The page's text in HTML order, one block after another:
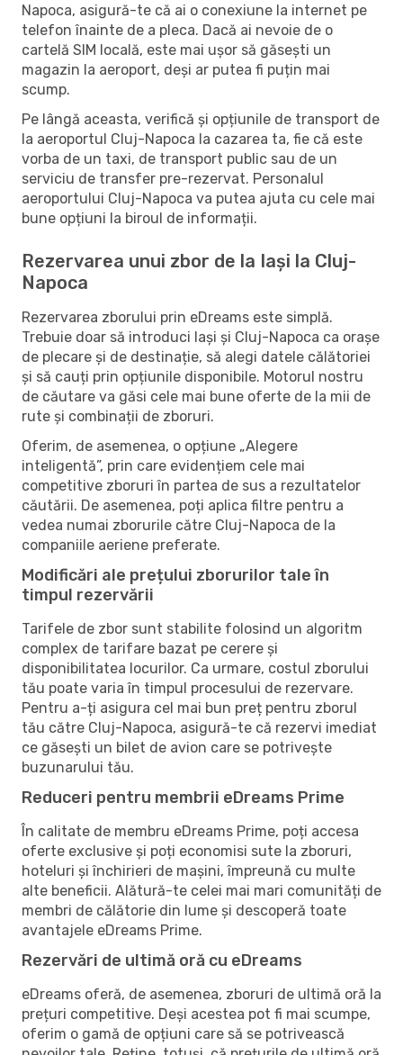
Napoca, asigură-te că ai o conexiune la internet pe
telefon înainte de a pleca. Dacă ai nevoie de o
cartelă SIM locală, este mai ușor să găsești un
magazin la aeroport, deși ar putea fi puțin mai
scump.
Pe lângă aceasta, verifică și opțiunile de transport de
la aeroportul Cluj-Napoca la cazarea ta, fie că este
vorba de un taxi, de transport public sau de un
serviciu de transfer pre-rezervat. Personalul
aeroportului Cluj-Napoca va putea ajuta cu cele mai
bune opțiuni la biroul de informații.
Rezervarea unui zbor de la Iași la Cluj-
Napoca
Rezervarea zborului prin eDreams este simplă.
Trebuie doar să introduci Iași și Cluj-Napoca ca orașe
de plecare și de destinație, să alegi datele călătoriei
și să cauți prin opțiunile disponibile. Motorul nostru
de căutare va găsi cele mai bune oferte de la mii de
rute și combinații de zboruri.
Oferim, de asemenea, o opțiune „Alegere
inteligentă”, prin care evidențiem cele mai
competitive zboruri în partea de sus a rezultatelor
căutării. De asemenea, poți aplica filtre pentru a
vedea numai zborurile către Cluj-Napoca de la
companiile aeriene preferate.
Modificări ale prețului zborurilor tale în
timpul rezervării
Tarifele de zbor sunt stabilite folosind un algoritm
complex de tarifare bazat pe cerere și
disponibilitatea locurilor. Ca urmare, costul zborului
tău poate varia în timpul procesului de rezervare.
Pentru a-ți asigura cel mai bun preț pentru zborul
tău către Cluj-Napoca, asigură-te că rezervi imediat
ce găsești un bilet de avion care se potrivește
buzunarului tău.
Reduceri pentru membrii eDreams Prime
În calitate de membru eDreams Prime, poți accesa
oferte exclusive și poți economisi sute la zboruri,
hoteluri și închirieri de mașini, împreună cu multe
alte beneficii. Alătură-te celei mai mari comunități de
membri de călătorie din lume și descoperă toate
avantajele eDreams Prime.
Rezervări de ultimă oră cu eDreams
eDreams oferă, de asemenea, zboruri de ultimă oră la
prețuri competitive. Deși acestea pot fi mai scumpe,
oferim o gamă de opțiuni care să se potrivească